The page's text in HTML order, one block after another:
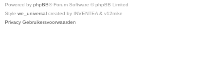
Powered by phpBB® Forum Software © phpBB Limited
Style we_universal created by INVENTEA & v12mike
Privacy Gebruikersvoorwaarden